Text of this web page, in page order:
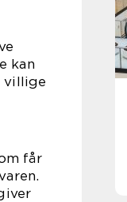
kan
villige
får